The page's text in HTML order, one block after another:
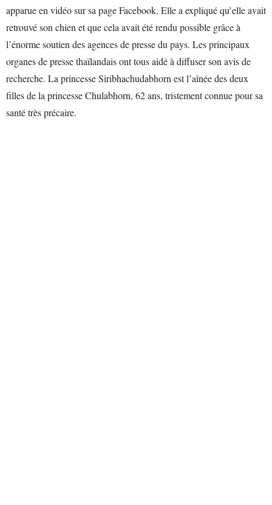
apparue en vidéo sur sa page Facebook. Elle a expliqué qu’elle avait
retrouvé son chien et que cela avait été rendu possible grâce à
l’énorme soutien des agences de presse du pays. Les principaux
organes de presse thaïlandais ont tous aidé à diffuser son avis de
recherche. La princesse Siribhachudabhorn est l’aînée des deux
filles de la princesse Chulabhorn, 62 ans, tristement connue pour sa
santé très précaire.